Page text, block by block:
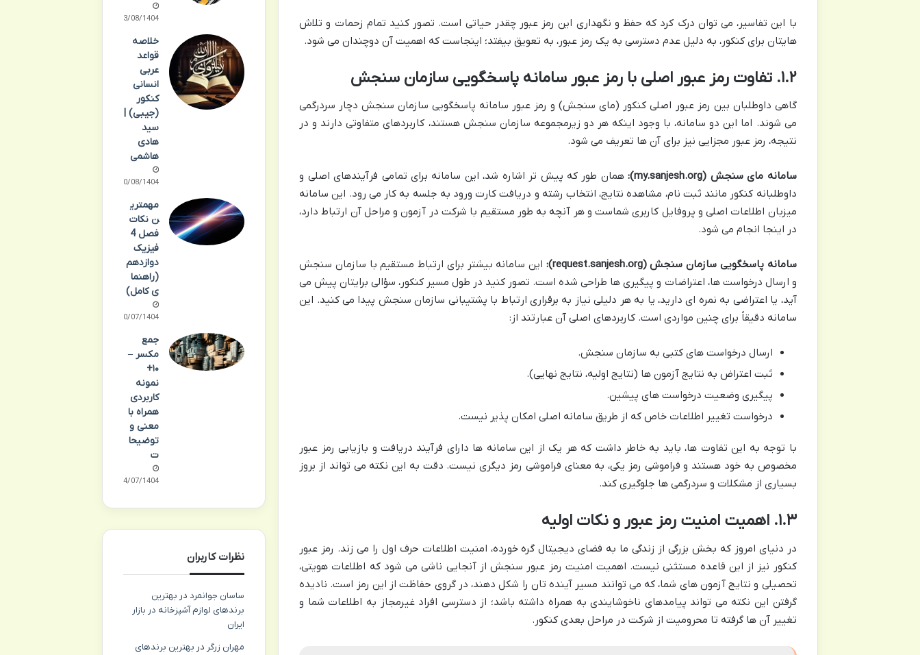
با این تفاسیر، می توان درک کرد که حفظ و نگهداری این رمز عبور چقدر حیاتی است. تصور کنید تمام زحمات و تلاش
هایتان برای کنکور، به دلیل عدم دسترسی به یک رمز عبور، به تعویق بیفتد؛ اینجاست که اهمیت آن دوچندان می شود.
۱.۲. تفاوت رمز عبور اصلی با رمز عبور سامانه پاسخگویی سازمان سنجش
گاهی داوطلبان بین رمز عبور اصلی کنکور (مای سنجش) و رمز عبور سامانه پاسخگویی سازمان سنجش دچار سردرگمی
می شوند. اما این دو سامانه، با وجود اینکه هر دو زیرمجموعه سازمان سنجش هستند، کاربردهای متفاوتی دارند و در
نتیجه، رمز عبور مجزایی نیز برای آن ها تعریف می شود.
سامانه مای سنجش (my.sanjesh.org):
همان طور که پیش تر اشاره شد، این سامانه برای تمامی فرآیندهای اصلی و
داوطلبانه کنکور مانند ثبت نام، مشاهده نتایج، انتخاب رشته و دریافت کارت ورود به جلسه به کار می رود. این سامانه
میزبان اطلاعات اصلی و پروفایل کاربری شماست و هر آنچه به طور مستقیم با شرکت در آزمون و مراحل آن ارتباط دارد،
در اینجا انجام می شود.
سامانه پاسخگویی سازمان سنجش (request.sanjesh.org):
این سامانه بیشتر برای ارتباط مستقیم با سازمان سنجش
و ارسال درخواست ها، اعتراضات و پیگیری ها طراحی شده است. تصور کنید در طول مسیر کنکور، سؤالی برایتان پیش می
آید، یا اعتراضی به نمره ای دارید، یا به هر دلیلی نیاز به برقراری ارتباط با پشتیبانی سازمان سنجش پیدا می کنید. این
سامانه دقیقاً برای چنین مواردی است. کاربردهای اصلی آن عبارتند از:
ارسال درخواست های کتبی به سازمان سنجش.
ثبت اعتراض به نتایج آزمون ها (نتایج اولیه، نتایج نهایی).
پیگیری وضعیت درخواست های پیشین.
درخواست تغییر اطلاعات خاص که از طریق سامانه اصلی امکان پذیر نیست.
با توجه به این تفاوت ها، باید به خاطر داشت که هر یک از این سامانه ها دارای فرآیند دریافت و بازیابی رمز عبور
مخصوص به خود هستند و فراموشی رمز یکی، به معنای فراموشی رمز دیگری نیست. دقت به این نکته می تواند از بروز
بسیاری از مشکلات و سردرگمی ها جلوگیری کند.
۱.۳. اهمیت امنیت رمز عبور و نکات اولیه
در دنیای امروز که بخش بزرگی از زندگی ما به فضای دیجیتال گره خورده، امنیت اطلاعات حرف اول را می زند. رمز عبور
کنکور نیز از این قاعده مستثنی نیست. اهمیت امنیت رمز عبور سنجش از آنجایی ناشی می شود که اطلاعات هویتی،
تحصیلی و نتایج آزمون های شما، که می توانند مسیر آینده تان را شکل دهند، در گروی حفاظت از این رمز است. نادیده
گرفتن این نکته می تواند پیامدهای ناخوشایندی به همراه داشته باشد؛ از دسترسی افراد غیرمجاز به اطلاعات شما و
تغییر آن ها گرفته تا محرومیت از شرکت در مراحل بعدی کنکور.
13/08/1404
خلاصه
قواعد
عربی
انسانی
کنکور
(جیبی) |
سید
هادی
هاشمی
10/08/1404
مهمتری
ن نکات
فصل 4
فیزیک
دوازدهم
(راهنما
ی کامل)
30/07/1404
جمع
مکسر –
۱۰+
نمونه
کاربردی
همراه با
معنی و
توضیحا
ت
24/07/1404
نظرات کاربران
ساسان جوانمرد در بهترین
برندهای لوازم آشپزخانه در بازار
ایران
مهران زرگر در بهترین برندهای